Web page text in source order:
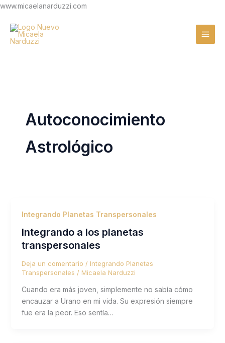
www.micaelanarduzzi.com
Autoconocimiento
Astrológico
Integrando Planetas Transpersonales
Integrando a los planetas
transpersonales
Deja un comentario / Integrando Planetas
Transpersonales / Micaela Narduzzi
Cuando era más joven, simplemente no sabía cómo
encauzar a Urano en mi vida. Su expresión siempre
fue era la peor. Eso sentía…